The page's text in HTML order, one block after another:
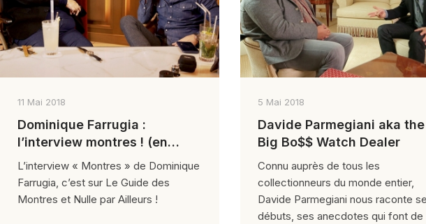
11 Mai 2018
Dominique Farrugia :
l’interview montres ! (en
intégrule)
L’interview « Montres » de Dominique
Farrugia, c’est sur Le Guide des
Montres et Nulle par Ailleurs !
5 Mai 2018
Davide Parmegiani aka the
Big Bo$$ Watch Dealer
Connu auprès de tous les
collectionneurs du monde entier,
Davide Parmegiani nous raconte
débuts, ses anecdotes qui font de